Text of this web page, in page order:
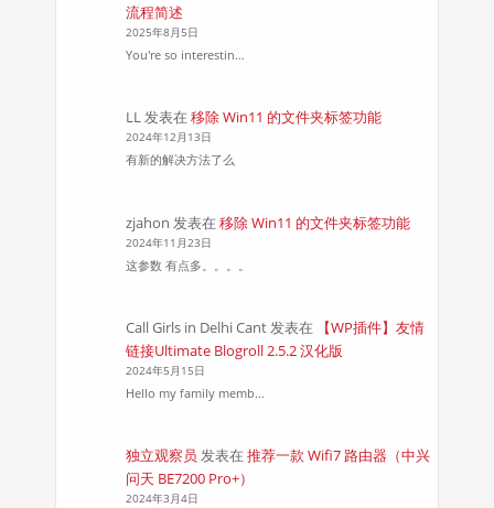
流程简述
2025年8月5日
You're so interestin…
LL发表在 移除 Win11 的文件夹标签功能
2024年12月13日
有新的解决方法了么
zjahon 发表在 移除 Win11 的文件夹标签功能
2024年11月23日
这参数 有点多。。。。
Call Girls in Delhi Cant发表在
【WP插件】友情
链接Ultimate Blogroll 2.5.2 汉化版
2024年5月15日
Hello my family memb…
独立观察员 发表在 推荐一款 Wifi7 路由器（中兴
问天 BE7200 Pro+）
2024年3月4日